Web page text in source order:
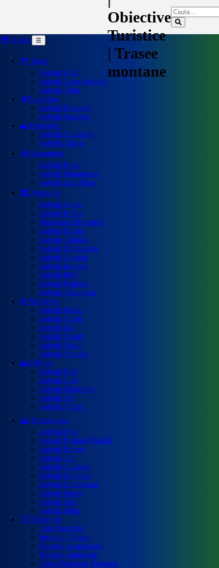
Obiective
Turistice
| Trasee
montane
🌍 Meniu ☰
🏞️ Banat
Județul Arad
Județul Caraș-Severin
Județul Timiș
🌲Bucovina
Județul Botoșani
Județul Suceava
🌊 Dobrogea
Județul Constanța
Județul Tulcea
🪵 Maramureș
Județul Bihor
Județul Maramureș
Județul Satu Mare
🏛️ Muntenia
Județul Argeș
Județul Brăila
Municipiul București
Județul Buzău
Județul Călărași
Județul Dâmbovița
Județul Giurgiu
Județul Ialomița
Județul Ilfov
Județul Prahova
Județul Teleorman
🍇 Moldova
Județul Bacău
Județul Galați
Județul Iași
Județul Neamț
Județul Vaslui
Județul Vrancea
🌄 Oltenia
Județul Dolj
Județul Gorj
Județul Mehedinți
Județul Olt
Județul Vâlcea
⛰️ Transilvania
Județul Alba
Județul Bistrița-Năsăud
Județul Brașov
Județul Cluj
Județul Covasna
Județul Harghita
Județul Hunedoara
Județul Mureș
Județul Sălaj
Județul Sibiu
🇷🇴 Diverse
Top Obiective
Imagini / Peisaje
Excursii cu autocarul
Excursii strainatate
Trasee Montane Romania